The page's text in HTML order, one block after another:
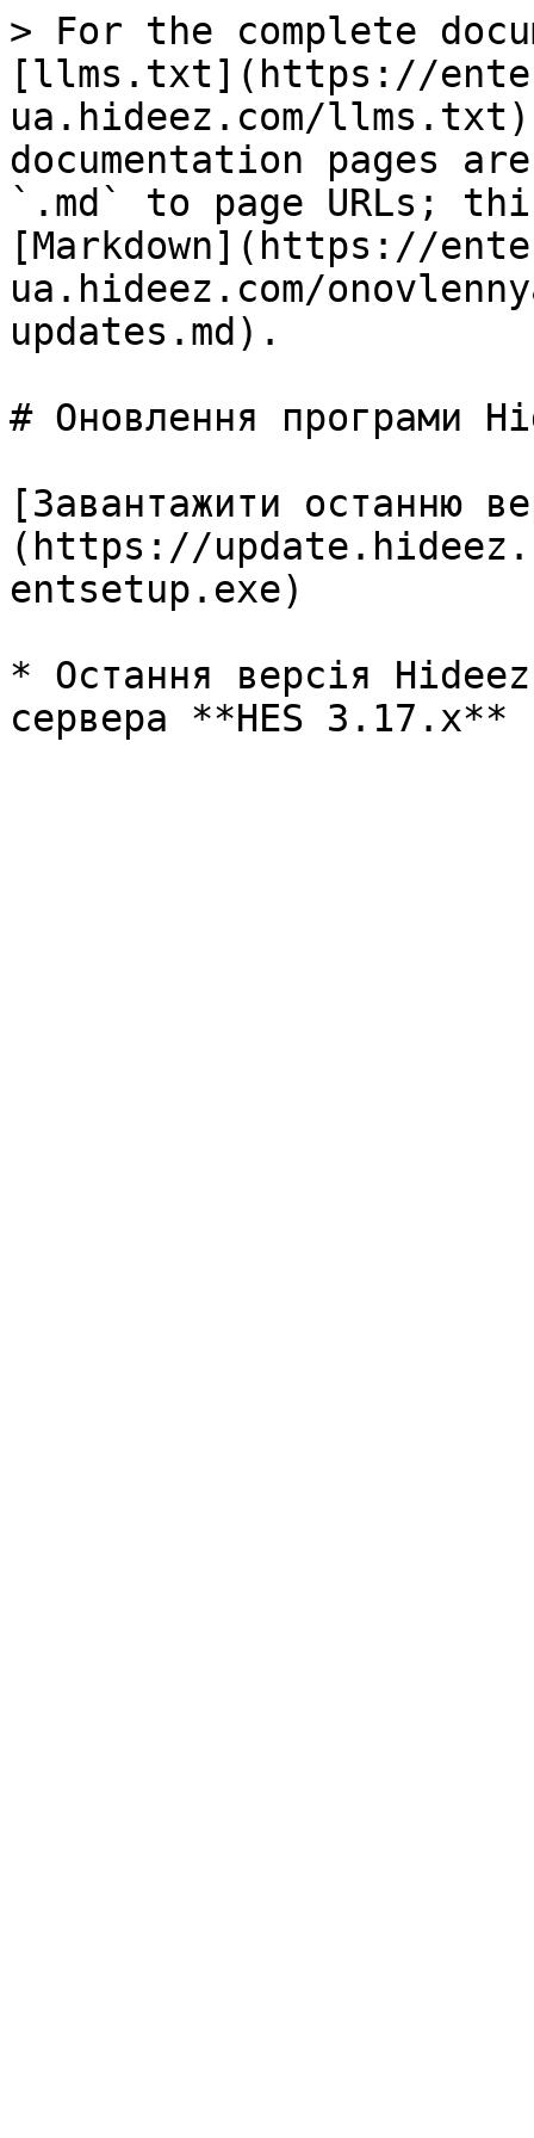
> For the complete
[llms.txt](https://
ua.hideez.com/
documentation pages
`.md` to page URLs;
[Markdown](https://
ua.hideez.com/
updates.md).
# Оновлення програми
[Завантажити останню
(https://
entsetup.exe)
* Остання версія